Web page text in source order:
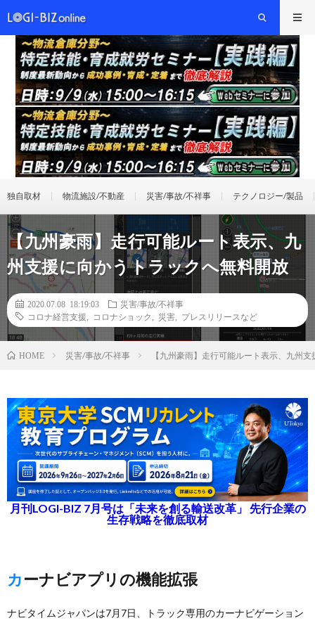
独自取材 物流施設/不動産 災害/事故/不祥事 テクノロジー/製品
【九州豪雨】走行可能ルート表示、九
州支援に向かうトラックへ無料開放
2020.07.08 18:19:03
災害/事故/不祥事
コロナ経営支援
コロナショック 災害 プレスリリースなど
HOME 災害/事故/不祥事 【九州豪雨】走行可能ルート表示、九州
月刊LOGI-BIZ 7月号は「未来を創る輸送改革」 先行企業の
生存戦略を徹底取材
カーナビアプリの機能拡張
ナビタイムジャパンは7月7日、トラック専用のカーナビゲーション